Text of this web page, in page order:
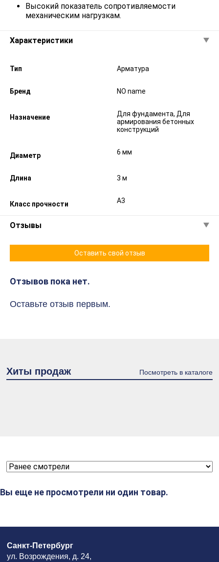
Высокий показатель сопротивляемости
механическим нагрузкам.
Характеристики
Тип Арматура
Бренд NO name
Назначение
Для фундамента, Для
армирования бетонных
конструкций
Диаметр 6 мм
Длина 3 м
Класс прочности А3
Отзывы
Оставить свой отзыв
Отзывов пока нет.
Оставьте отзыв первым.
Хиты продаж Посмотреть в каталоге
Вы еще не просмотрели ни один товар.
Санкт-Петербург
ул. Возрождения, д. 24,